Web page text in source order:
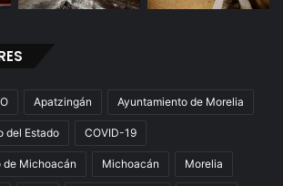
Apatzingán Ayuntamiento de Morelia
del Estado COVID-19
de Michoacán Michoacán Morelia